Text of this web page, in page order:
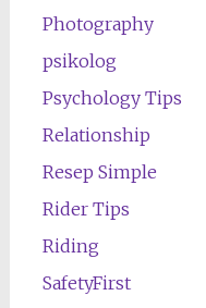
Photography
psikolog
Psychology Tips
Relationship
Resep Simple
Rider Tips
Riding
SafetyFirst